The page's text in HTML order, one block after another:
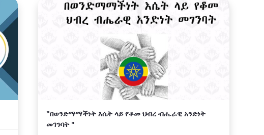
"በወንድማማችነት እሴት ላይ የቆመ ህብረ ብሔራዊ አንድነት
መገንባት "